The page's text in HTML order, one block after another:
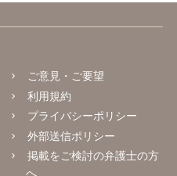
ご意見・ご要望
利用規約
プライバシーポリシー
外部送信ポリシー
掲載をご検討の弁護士の方
へ